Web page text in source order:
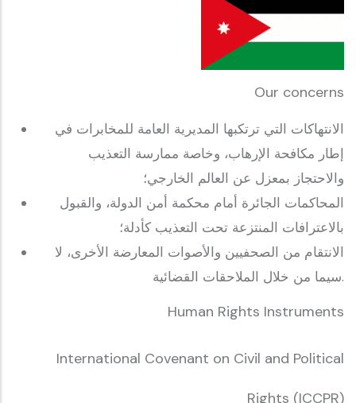
Our concerns
الانتهاكات التي ترتكبها المديرية العامة للمخابرات في
إطار مكافحة الإرهاب، وخاصة ممارسة التعذيب
والاحتجاز بمعزل عن العالم الخارجي؛
المحاكمات الجائرة أمام محكمة أمن الدولة، والقبول
بالاعترافات المنتزعة تحت التعذيب كأدلة؛
الانتقام من الصحفيين والأصوات المعارضة الأخرى، لا
سيما من خلال الملاحقات القضائية.
Human Rights Instruments
International Covenant on Civil and Political
Rights (ICCPR)